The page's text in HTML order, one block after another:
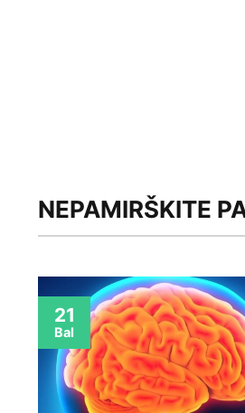
NEPAMIRŠKITE
21
Bal